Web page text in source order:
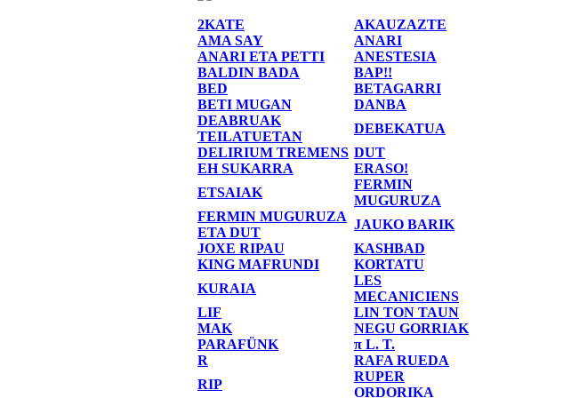
2KATE
AKAUZAZTE
AMA SAY
ANARI
ANARI ETA PETTI
ANESTESIA
BALDIN BADA
BAP!!
BED
BETAGARRI
BETI MUGAN
DANBA
DEABRUAK
TEILATUETAN
DEBEKATUA
DELIRIUM TREMENS DUT
EH SUKARRA
ERASO!
ETSAIAK
FERMIN
MUGURUZA
FERMIN MUGURUZA
ETA DUT
JAUKO BARIK
JOXE RIPAU
KASHBAD
KING MAFRUNDI
KORTATU
KURAIA
LES
MECANICIENS
LIF
LIN TON TAUN
MAK
NEGU GORRIAK
PARAFÜNK
π L. T.
R
RAFA RUEDA
RIP
RUPER
ORDORIKA